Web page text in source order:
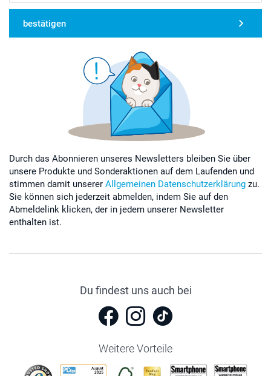
bestätigen
Durch das Abonnieren unseres Newsletters bleiben Sie über
unsere Produkte und Sonderaktionen auf dem Laufenden und
stimmen damit unserer Allgemeinen Datenschutzerklärung zu.
Sie können sich jederzeit abmelden, indem Sie auf den
Abmeldelink klicken, der in jedem unserer Newsletter
enthalten ist.
Du findest uns auch bei
Weitere Vorteile